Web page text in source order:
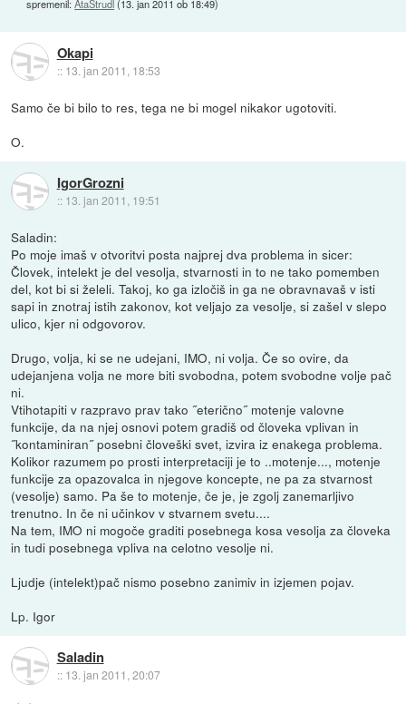
spremenil:AtaStrudl (13. jan 2011 ob 18:49)
Okapi
:: 13. jan 2011, 18:53
Samo če bi bilo to res, tega ne bi mogel nikakor ugotoviti.
O.
IgorGrozni
:: 13. jan 2011, 19:51
Saladin:
Po moje imaš v otvoritvi posta najprej dva problema in sicer:
Človek, intelekt je del vesolja, stvarnosti in to ne tako pomemben
del, kot bi si želeli. Takoj, ko ga izločiš in ga ne obravnavaš v isti
sapi in znotraj istih zakonov, kot veljajo za vesolje, si zašel v slepo
ulico, kjer ni odgovorov.
Drugo, volja, ki se ne udejani, IMO, ni volja. Če so ovire, da
udejanjena volja ne more biti svobodna, potem svobodne volje pač
ni.
Vtihotapiti v razpravo prav tako ˝eterično˝ motenje valovne
funkcije, da na njej osnovi potem gradiš od človeka vplivan in
˝kontaminiran˝ posebni človeški svet, izvira iz enakega problema.
Kolikor razumem po prosti interpretaciji je to ..motenje..., motenje
funkcije za opazovalca in njegove koncepte, ne pa za stvarnost
(vesolje) samo. Pa še to motenje, če je, je zgolj zanemarljivo
trenutno. In če ni učinkov v stvarnem svetu....
Na tem, IMO ni mogoče graditi posebnega kosa vesolja za človeka
in tudi posebnega vpliva na celotno vesolje ni.
Ljudje (intelekt)pač nismo posebno zanimiv in izjemen pojav.
Lp. Igor
Saladin
:: 13. jan 2011, 20:07